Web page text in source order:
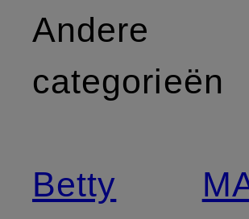
Andere
categorieën
Betty